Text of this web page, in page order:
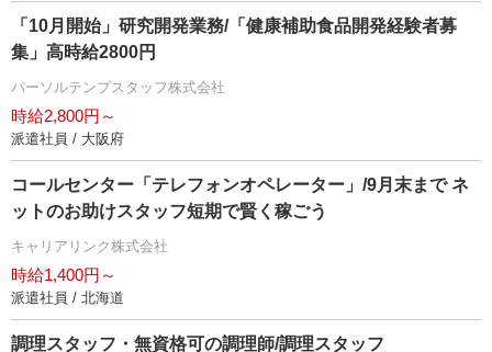
「10月開始」研究開発業務/「健康補助食品開発経験者募
集」高時給2800円
パーソルテンプスタッフ株式会社
時給2,800円～
派遣社員 / 大阪府
コールセンター「テレフォンオペレーター」/9月末まで ネ
ットのお助けスタッフ短期で賢く稼ごう
キャリアリンク株式会社
時給1,400円～
派遣社員 / 北海道
調理スタッフ・無資格可の調理師/調理スタッフ